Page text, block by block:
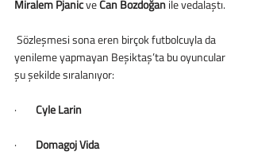
Miralem Pjanic ve Can Bozdoğan ile vedalaştı.
yenileme yapmayan Beşiktaş’ta bu oyuncular
şu şekilde sıralanıyor:
· Cyle Larin
· Domagoj Vida